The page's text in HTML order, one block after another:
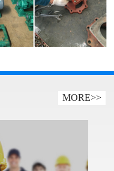
MORE>>